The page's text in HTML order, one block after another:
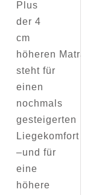
Plus
der 4
cm
höheren
steht für
einen
nochmals
gesteigerten
Liegekomfort
–und für
eine
höhere